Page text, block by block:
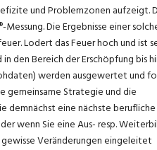
und Problemzonen aufzeigt.
Die Ergebnisse einer
Lodert das Feuer hoch und ist
den Bereich der Erschöpfung bis
werden ausgewertet und
gemeinsame Strategie und die
demnächst eine nächste
wenn Sie eine Aus- resp.
Veränderungen eingeleitet